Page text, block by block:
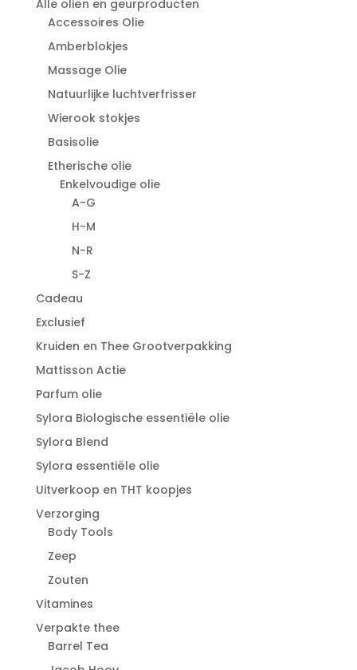
Alle oliën en geurproducten
Accessoires Olie
Amberblokjes
Massage Olie
Natuurlijke luchtverfrisser
Wierook stokjes
Basisolie
Etherische olie
Enkelvoudige olie
A-G
H-M
N-R
S-Z
Cadeau
Exclusief
Kruiden en Thee Grootverpakking
Mattisson Actie
Parfum olie
Sylora Biologische essentiële olie
Sylora Blend
Sylora essentiële olie
Uitverkoop en THT koopjes
Verzorging
Body Tools
Zeep
Zouten
Vitamines
Verpakte thee
Barrel Tea